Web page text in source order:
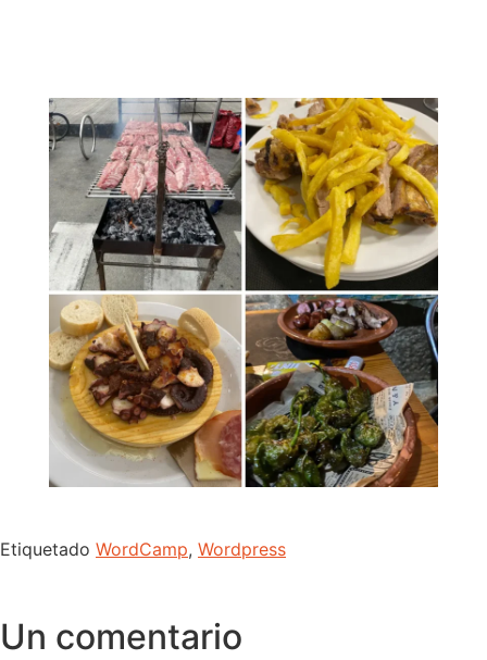
Etiquetado WordCamp, Wordpress
Un comentario